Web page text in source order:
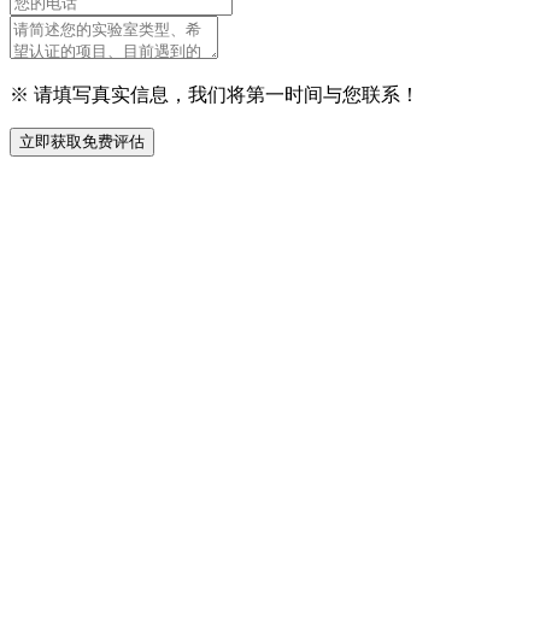
※ 请填写真实信息，我们将第一时间与您联系！
立即获取免费评估